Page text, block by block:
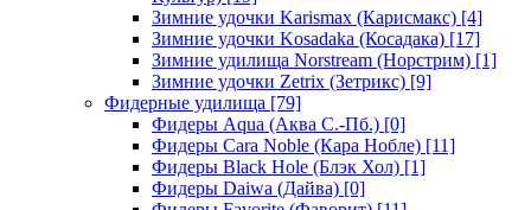
Зимние удочки Karismax (Карисмакс) [4]
Зимние удочки Kosadaka (Косадака) [17]
Зимние удилища Norstream (Норстрим) [1]
Зимние удочки Zetrix (Зетрикс) [9]
Фидерные удилища [79]
Фидеры Aqua (Аква С.-Пб.) [0]
Фидеры Cara Noble (Кара Нобле) [11]
Фидеры Black Hole (Блэк Хол) [1]
Фидеры Daiwa (Дайва) [0]